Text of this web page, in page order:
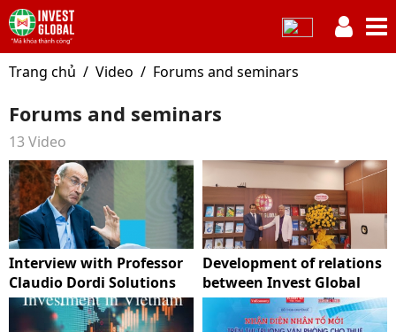
Trang chủ Video Forums and seminars
Forums and seminars
13 Video
Interview with Professor
Claudio Dordi Solutions
to improve Vietnam's
carbon market system
Development of relations
between Invest Global
with Azerbaijan